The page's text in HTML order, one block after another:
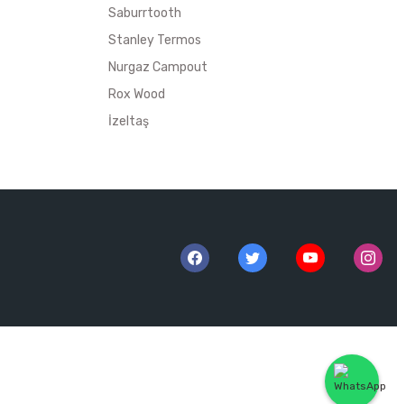
Saburrtooth
Stanley Termos
Nurgaz Campout
Rox Wood
İzeltaş